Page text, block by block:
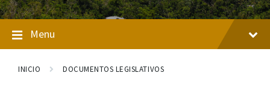
Menu
INICIO DOCUMENTOS LEGISLATIVOS